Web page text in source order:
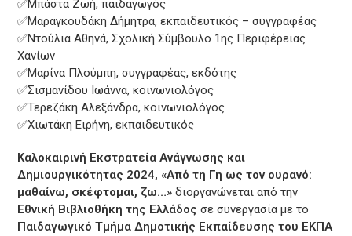
✅Μπάστα Ζωή, παιδαγωγός
✅Μαραγκουδάκη Δήμητρα, εκπαιδευτικός – συγγραφέας
✅Ντούλια Αθηνά, Σχολική Σύμβουλο 1ης Περιφέρειας
Χανίων
✅Μαρίνα Πλούμπη, συγγραφέας, εκδότης
✅Σισμανίδου Ιωάννα, κοινωνιολόγος
✅Τερεζάκη Αλεξάνδρα, κοινωνιολόγος
✅Χιωτάκη Ειρήνη, εκπαιδευτικός
Καλοκαιρινή Εκστρατεία Ανάγνωσης και
Δημιουργικότητας 2024, «Από τη Γη ως τον ουρανό:
μαθαίνω, σκέφτομαι, ζω…»διοργανώνεται από την
Εθνική Βιβλιοθήκη της Ελλάδοςσε συνεργασία με το
Παιδαγωγικό Τμήμα Δημοτικής Εκπαίδευσης του ΕΚΠΑ